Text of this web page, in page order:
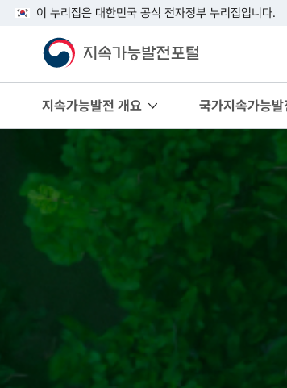
이 누리집은 대한민국 공식 전자정부 누리집입니다.
지속가능발전 개요 국가지속가능